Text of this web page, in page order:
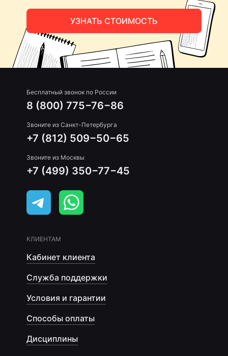
УЗНАТЬ СТОИМОСТЬ
Бесплатный звонок по России
8 (800) 775−76−86
Звоните из Санкт-Петербурга
+7 (812) 509−50−65
Звоните из Москвы
+7 (499) 350−77−45
КЛИЕНТАМ
Кабинет клиента
Служба поддержки
Условия и гарантии
Способы оплаты
Дисциплины